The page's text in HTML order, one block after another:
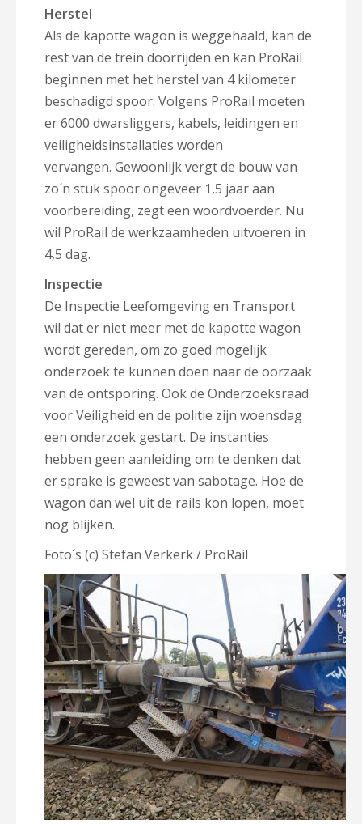
Herstel
Als de kapotte wagon is weggehaald, kan de
rest van de trein doorrijden en kan ProRail
beginnen met het herstel van 4 kilometer
beschadigd spoor. Volgens ProRail moeten
er 6000 dwarsliggers, kabels, leidingen en
veiligheidsinstallaties worden
vervangen. Gewoonlijk vergt de bouw van
zo´n stuk spoor ongeveer 1,5 jaar aan
voorbereiding, zegt een woordvoerder. Nu
wil ProRail de werkzaamheden uitvoeren in
4,5 dag.
Inspectie
De Inspectie Leefomgeving en Transport
wil dat er niet meer met de kapotte wagon
wordt gereden, om zo goed mogelijk
onderzoek te kunnen doen naar de oorzaak
van de ontsporing. Ook de Onderzoeksraad
voor Veiligheid en de politie zijn woensdag
een onderzoek gestart. De instanties
hebben geen aanleiding om te denken dat
er sprake is geweest van sabotage. Hoe de
wagon dan wel uit de rails kon lopen, moet
nog blijken.
Foto´s (c) Stefan Verkerk / ProRail